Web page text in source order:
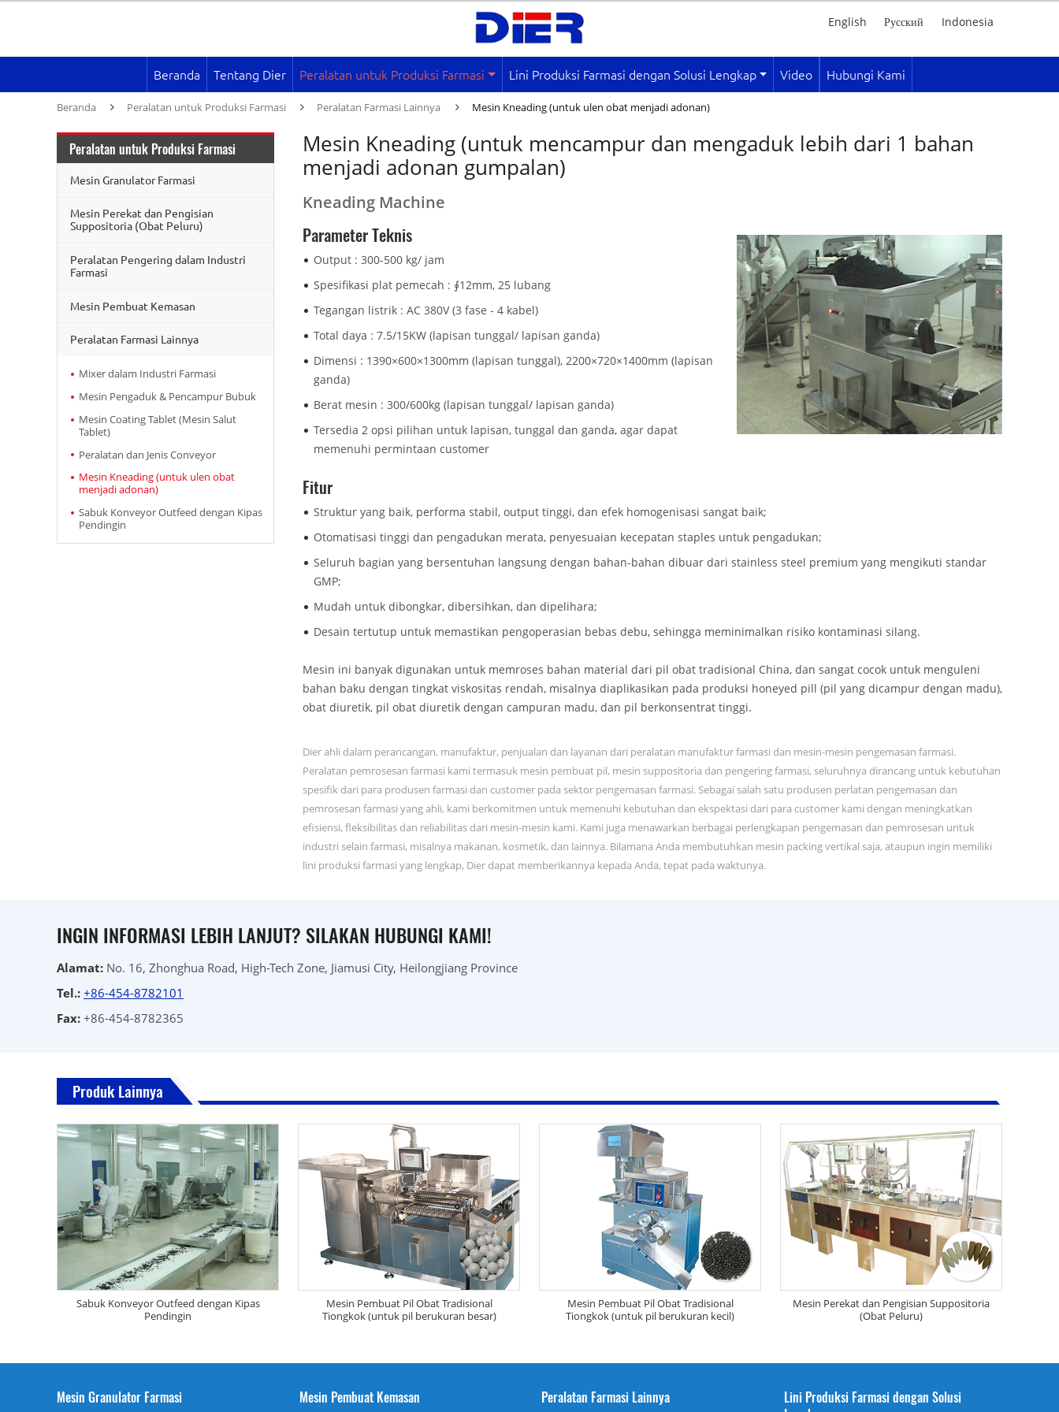
English Русский Indonesia
Beranda Tentang Dier Peralatan untuk Produksi Farmasi Lini Produksi Farmasi dengan Solusi Lengkap Video Hubungi Kami
Beranda Peralatan untuk Produksi Farmasi Peralatan Farmasi Lainnya Mesin Kneading (untuk ulen obat menjadi adonan)
Mesin Kneading (untuk mencampur dan mengaduk lebih dari 1 bahan
menjadi adonan gumpalan)
Kneading Machine
Parameter Teknis
Output : 300-500 kg/ jam
Spesifikasi plat pemecah : ∮12mm, 25 lubang
Tegangan listrik : AC 380V (3 fase - 4 kabel)
Total daya : 7.5/15KW (lapisan tunggal/ lapisan ganda)
Dimensi : 1390×600×1300mm (lapisan tunggal), 2200×720×1400mm (lapisan
ganda)
Berat mesin : 300/600kg (lapisan tunggal/ lapisan ganda)
Tersedia 2 opsi pilihan untuk lapisan, tunggal dan ganda, agar dapat
memenuhi permintaan customer
Fitur
Struktur yang baik, performa stabil, output tinggi, dan efek homogenisasi sangat baik;
Otomatisasi tinggi dan pengadukan merata, penyesuaian kecepatan staples untuk pengadukan;
Seluruh bagian yang bersentuhan langsung dengan bahan-bahan dibuar dari stainless steel premium yang mengikuti standar
GMP;
Mudah untuk dibongkar, dibersihkan, dan dipelihara;
Desain tertutup untuk memastikan pengoperasian bebas debu, sehingga meminimalkan risiko kontaminasi silang.
Mesin ini banyak digunakan untuk memroses bahan material dari pil obat tradisional China, dan sangat cocok untuk menguleni
bahan baku dengan tingkat viskositas rendah, misalnya diaplikasikan pada produksi honeyed pill (pil yang dicampur dengan madu),
obat diuretik, pil obat diuretik dengan campuran madu, dan pil berkonsentrat tinggi.
Dier ahli dalam perancangan, manufaktur, penjualan dan layanan dari peralatan manufaktur farmasi dan mesin-mesin pengemasan farmasi.
Peralatan pemrosesan farmasi kami termasuk mesin pembuat pil, mesin suppositoria dan pengering farmasi, seluruhnya dirancang untuk kebutuhan
spesifik dari para produsen farmasi dan customer pada sektor pengemasan farmasi. Sebagai salah satu produsen perlatan pengemasan dan
pemrosesan farmasi yang ahli, kami berkomitmen untuk memenuhi kebutuhan dan ekspektasi dari para customer kami dengan meningkatkan
efisiensi, fleksibilitas dan reliabilitas dari mesin-mesin kami. Kami juga menawarkan berbagai perlengkapan pengemasan dan pemrosesan untuk
industri selain farmasi, misalnya makanan, kosmetik, dan lainnya. Bilamana Anda membutuhkan mesin packing vertikal saja, ataupun ingin memiliki
lini produksi farmasi yang lengkap, Dier dapat memberikannya kepada Anda, tepat pada waktunya.
Peralatan untuk Produksi Farmasi
Mesin Granulator Farmasi
Mesin Perekat dan Pengisian
Suppositoria (Obat Peluru)
Peralatan Pengering dalam Industri
Farmasi
Mesin Pembuat Kemasan
Peralatan Farmasi Lainnya
Mixer dalam Industri Farmasi
Mesin Pengaduk & Pencampur Bubuk
Mesin Coating Tablet (Mesin Salut
Tablet)
Peralatan dan Jenis Conveyor
Mesin Kneading (untuk ulen obat
menjadi adonan)
Sabuk Konveyor Outfeed dengan Kipas
Pendingin
INGIN INFORMASI LEBIH LANJUT? SILAKAN HUBUNGI KAMI!
Alamat: No. 16, Zhonghua Road, High-Tech Zone, Jiamusi City, Heilongjiang Province
Tel.: +86-454-8782101
Fax: +86-454-8782365
Produk Lainnya
Sabuk Konveyor Outfeed dengan Kipas
Pendingin
Mesin Pembuat Pil Obat Tradisional
Tiongkok (untuk pil berukuran besar)
Mesin Pembuat Pil Obat Tradisional
Tiongkok (untuk pil berukuran kecil)
Mesin Perekat dan Pengisian Suppositoria
(Obat Peluru)
Mesin Granulator Farmasi Mesin Pembuat Kemasan Peralatan Farmasi Lainnya
Lini Produksi Farmasi dengan Solusi